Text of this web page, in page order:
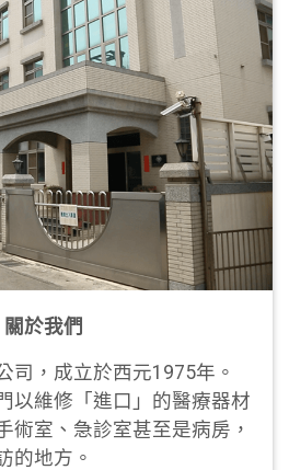
關於我們
司，成立於西元1975年。
以維修「進口」的醫療器材
術室、急診室甚至是病房，
的地方。